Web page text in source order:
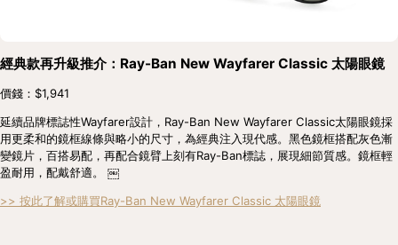
經典款再升級推介：Ray-Ban New Wayfarer Classic 太陽眼鏡
價錢：$1,941
延續品牌標誌性Wayfarer設計，Ray-Ban New Wayfarer Classic太陽眼鏡採
用更柔和的鏡框線條與略小的尺寸，為經典注入現代感。黑色鏡框搭配灰色漸
變鏡片，百搭易配，再配合鏡臂上刻有Ray-Ban標誌，展現細節質感。鏡框輕
盈耐用，配戴舒適。 ￼
>> 按此了解或購買Ray-Ban New Wayfarer Classic 太陽眼鏡